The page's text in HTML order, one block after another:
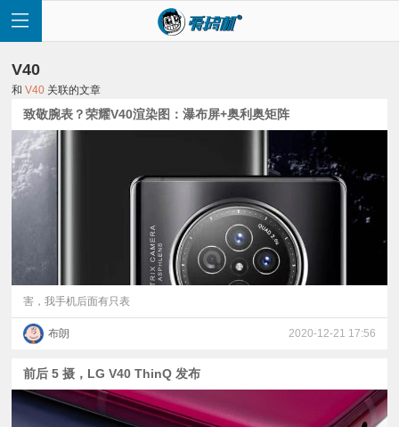
首
讯
评
测
V40
和V40 关联的文章
致敬腕表？荣耀V40渲染图：瀑布屏+奥利奥矩阵
害，我手机后面有只表
布朗 2020-12-21 17:56
前后 5 摄，LG V40 ThinQ 发布